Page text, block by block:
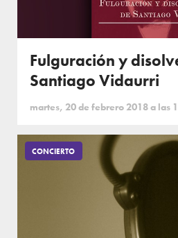
Fulguración y
Santiago Vidaurri
martes, 20 de febrero 2018 a las
CONCIERTO